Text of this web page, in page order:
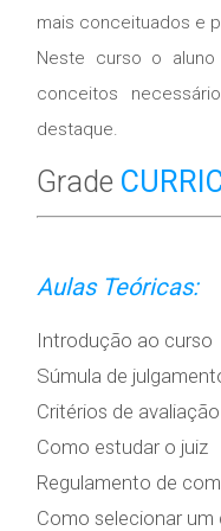
mais conceituados e
Neste curso o
conceitos
destaque.
Grade
Aulas Teóricas:
Introdução ao curso
Súmula de
Critérios de avaliação
Como estudar o juiz
Regulamento de
Como selecionar